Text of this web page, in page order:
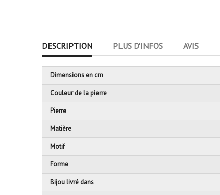
DESCRIPTION PLUS D'INFOS AVIS
Dimensions en cm
Couleur de la pierre
Pierre
Matière
Motif
Forme
Bijou livré dans